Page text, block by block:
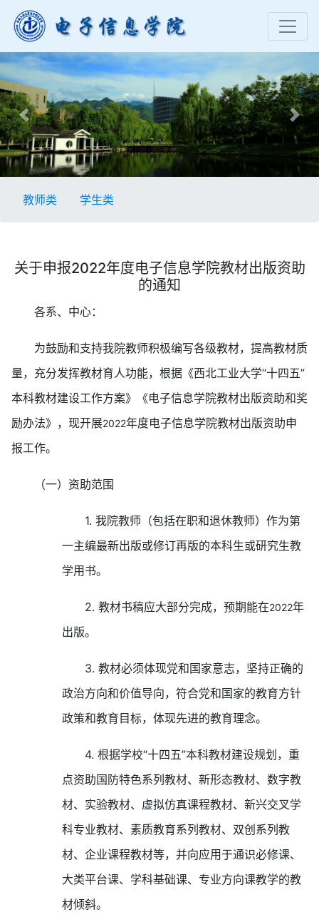
Previous Next
教师类 学生类
关于申报2022年度电子信息学院教材出版资助
的通知
各系、中心：
为鼓励和支持我院教师积极编写各级教材，提高教材质
量，充分发挥教材育人功能，根据《西北工业大学“十四五”
本科教材建设工作方案》《电子信息学院教材出版资助和奖
励办法》，现开展2022年度电子信息学院教材出版资助申
报工作。
（一）资助范围
1. 我院教师（包括在职和退休教师）作为第
一主编最新出版或修订再版的本科生或研究生教
学用书。
2. 教材书稿应大部分完成，预期能在2022年
出版。
3. 教材必须体现党和国家意志，坚持正确的
政治方向和价值导向，符合党和国家的教育方针
政策和教育目标，体现先进的教育理念。
4. 根据学校“十四五”本科教材建设规划，重
点资助国防特色系列教材、新形态教材、数字教
材、实验教材、虚拟仿真课程教材、新兴交叉学
科专业教材、素质教育系列教材、双创系列教
材、企业课程教材等，并向应用于通识必修课、
大类平台课、学科基础课、专业方向课教学的教
材倾斜。